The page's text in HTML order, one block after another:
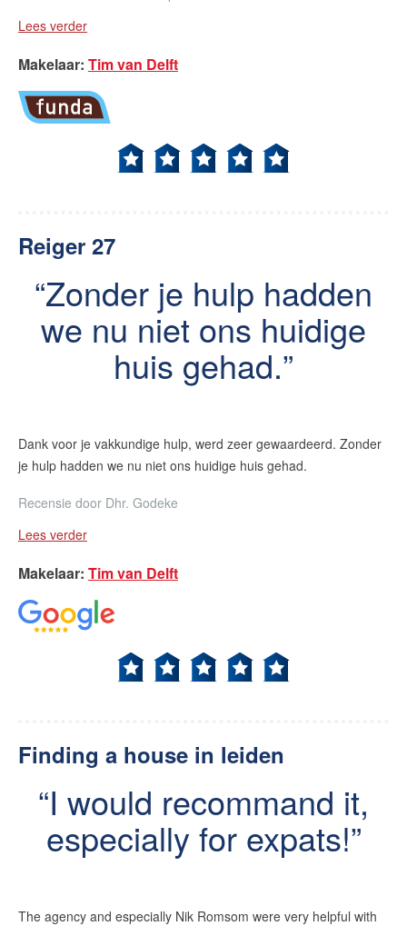
Lees verder
Makelaar: Tim van Delft
Reiger 27
Zonder je hulp hadden
we nu niet ons huidige
huis gehad.
Dank voor je vakkundige hulp, werd zeer gewaardeerd. Zonder
je hulp hadden we nu niet ons huidige huis gehad.
Recensie door Dhr. Godeke
Lees verder
Makelaar: Tim van Delft
Finding a house in leiden
I would recommand it,
especially for expats!
The agency and especially Nik Romsom were very helpful with